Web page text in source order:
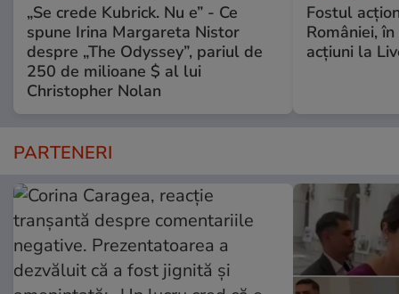
„Se crede Kubrick. Nu e” - Ce
spune Irina Margareta Nistor
despre „The Odyssey”, pariul de
250 de milioane $ al lui
Christopher Nolan
Fostul
României,
acțiuni la
PARTENERI